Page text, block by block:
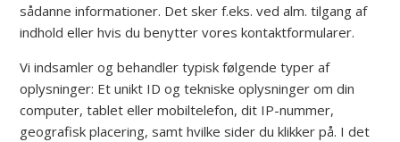
sådanne informationer. Det sker f.eks. ved alm. tilgang af
indhold eller hvis du benytter vores kontaktformularer.
Vi indsamler og behandler typisk følgende typer af
oplysninger: Et unikt ID og tekniske oplysninger om din
computer, tablet eller mobiltelefon, dit IP-nummer,
geografisk placering, samt hvilke sider du klikker på. I det